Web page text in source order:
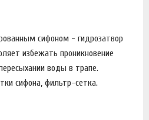
сифоном - гидрозатвор
избежать проникновение
воды в трапе.
сифона, фильтр-сетка.